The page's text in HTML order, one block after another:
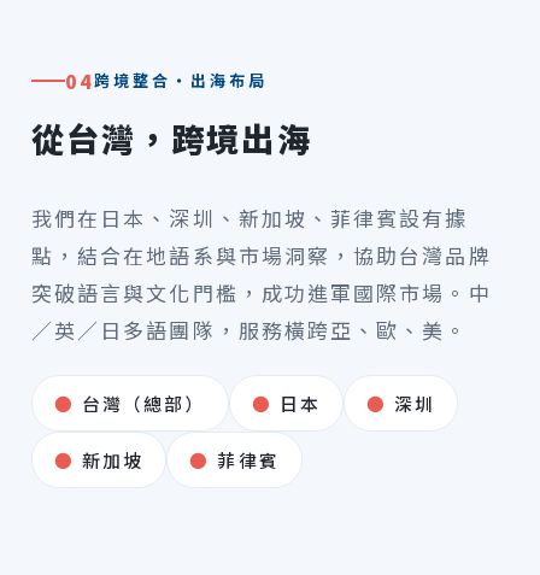
04跨境整合・出海布局
從台灣，跨境出海
我們在日本、深圳、新加坡、菲律賓設有據
點，結合在地語系與市場洞察，協助台灣品牌
突破語言與文化門檻，成功進軍國際市場。中
／英／日多語團隊，服務橫跨亞、歐、美。
● 台灣（總部） ● 日本 ● 深圳
● 新加坡 ● 菲律賓